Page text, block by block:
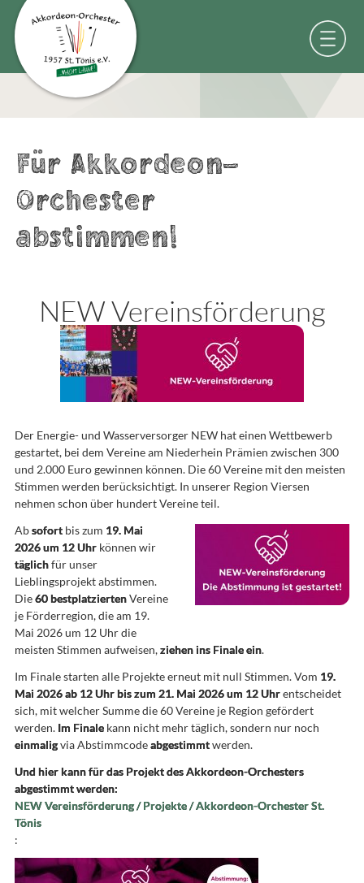
Für Akkordeon-
Orchester
abstimmen!
NEW Vereinsförderung
Der Energie- und Wasserversorger NEW hat einen Wettbewerb
gestartet, bei dem Vereine am Niederhein Prämien zwischen 300
und 2.000 Euro gewinnen können. Die 60 Vereine mit den meisten
Stimmen werden berücksichtigt. In unserer Region Viersen
nehmen schon über hundert Vereine teil.
Absofortbis zum 19. Mai
2026 um 12 Uhrkönnen wir
täglichfür unser
Lieblingsprojekt abstimmen.
Die60 bestplatziertenVereine
je Förderregion, die am 19.
Mai 2026 um 12 Uhr die
meisten Stimmen aufweisen,ziehen ins Finale ein.
Im Finale starten alle Projekte erneut mit null Stimmen. Vom 19.
Mai 2026 ab 12 Uhr bis zum 21. Mai 2026 um 12 Uhrentscheidet
sich, mit welcher Summe die 60 Vereine je Region gefördert
werden.Im Finalekann nicht mehr täglich, sondern nur noch
einmaligvia Abstimmcodeabgestimmtwerden.
Und hier kann für das Projekt des Akkordeon-Orchesters
abgestimmt werden:
NEW Vereinsförderung / Projekte / Akkordeon-Orchester St.
Tönis
: